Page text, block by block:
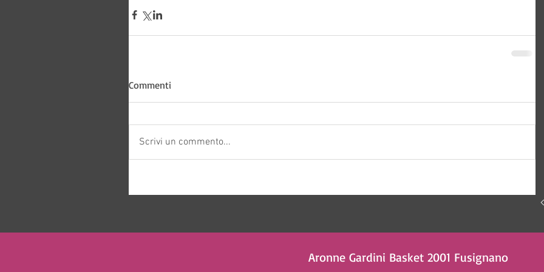
Commenti
Scrivi un commento...
Aronne Gardini Basket 2001 Fusignano